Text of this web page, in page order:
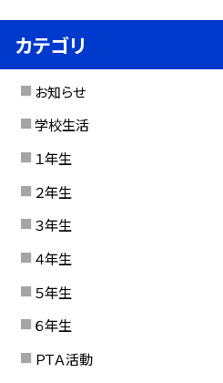
カテゴリ
お知らせ
学校生活
１年生
２年生
３年生
４年生
５年生
６年生
ＰＴＡ活動